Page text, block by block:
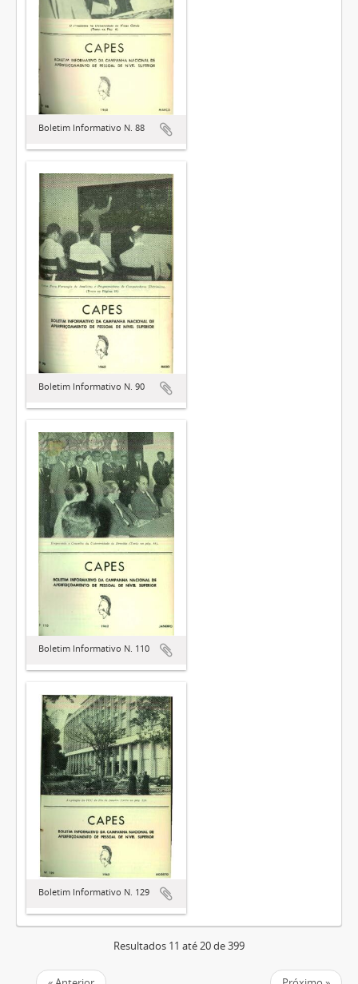
Boletim Informativo N. 88
Boletim Informativo N. 90
Boletim Informativo N. 110
Boletim Informativo N. 129
Resultados 11 até 20 de 399